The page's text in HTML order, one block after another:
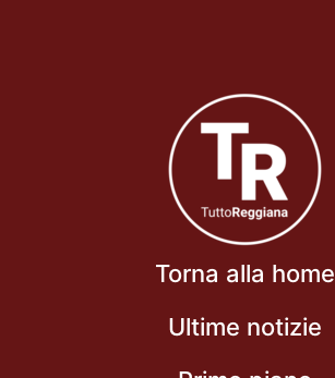
Torna alla home
Ultime notizie